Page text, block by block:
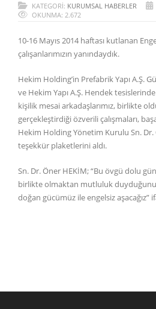
KATEGORI: KURUMSAL HABERLER
OKUNMA: 2.672
10-16 Mayıs 2014 haftası kutlanan
çalışanlarımızın yanındaydık.
Hekim Holding’in Prefabrik Yapı A.Ş.
ve Hekim Yapı A.Ş. Hendek
kişilik mesai arkadaşlarımız, birlikte
gerçekleştirdiği özverili çalışmaları,
Hekim Holding Yönetim Kurulu Sn. Dr.
teşekkür plaketlerini aldı.
Sn. Dr. Öner HEKİM; “Bu övgü dolu
birlikte olmaktan mutluluk
doğan gücümüz ile engelsiz aşacağız”